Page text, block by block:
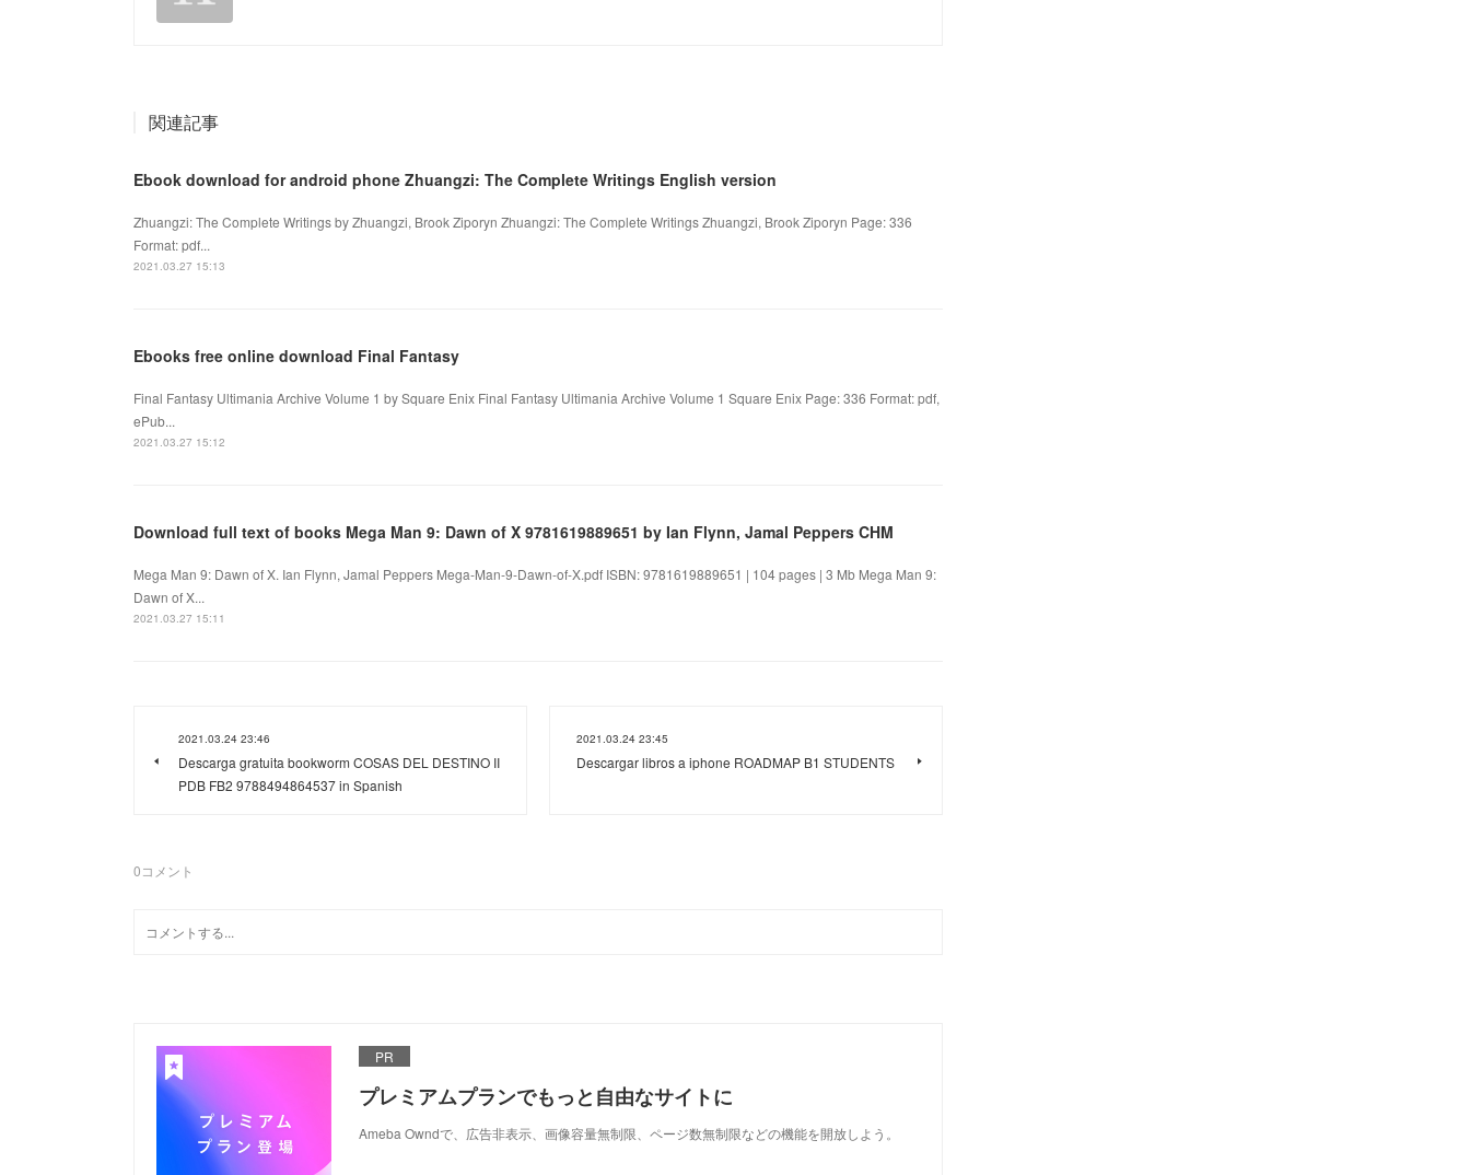
関連記事
Ebook download for android phone Zhuangzi: The Complete Writings English version
Zhuangzi: The Complete Writings by Zhuangzi, Brook Ziporyn Zhuangzi: The Complete Writings Zhuangzi, Brook Ziporyn Page: 336
Format: pdf...
2021.03.27 15:13
Ebooks free online download Final Fantasy
Final Fantasy Ultimania Archive Volume 1 by Square Enix Final Fantasy Ultimania Archive Volume 1 Square Enix Page: 336 Format: pdf,
ePub...
2021.03.27 15:12
Download full text of books Mega Man 9: Dawn of X 9781619889651 by Ian Flynn, Jamal Peppers CHM
Mega Man 9: Dawn of X. Ian Flynn, Jamal Peppers Mega-Man-9-Dawn-of-X.pdf ISBN: 9781619889651 | 104 pages | 3 Mb Mega Man 9:
Dawn of X...
2021.03.27 15:11
2021.03.24 23:46
Descarga gratuita bookworm COSAS DEL DESTINO II
PDB FB2 9788494864537 in Spanish
2021.03.24 23:45
Descargar libros a iphone ROADMAP B1 STUDENTS
0コメント
PR
プレミアムプランでもっと自由なサイトに
Ameba Owndで、広告非表示、画像容量無制限、ページ数無制限などの機能を開放しよう。